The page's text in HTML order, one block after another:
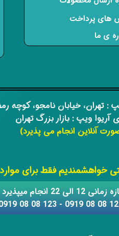
: تهران، خیابان نامجو،کوچه
آریوا ویپ : بازار بزرگ تهران
آنلاین انجام می پذیرد)
فقط برای موارد
انجام میپذیرد
های پرداخت
ی ما